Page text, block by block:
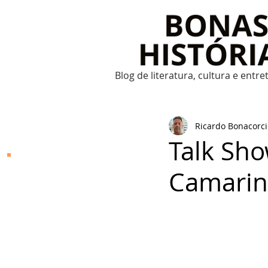
Blog de literatura, cultura e
Talk
Ricardo Bonacorci